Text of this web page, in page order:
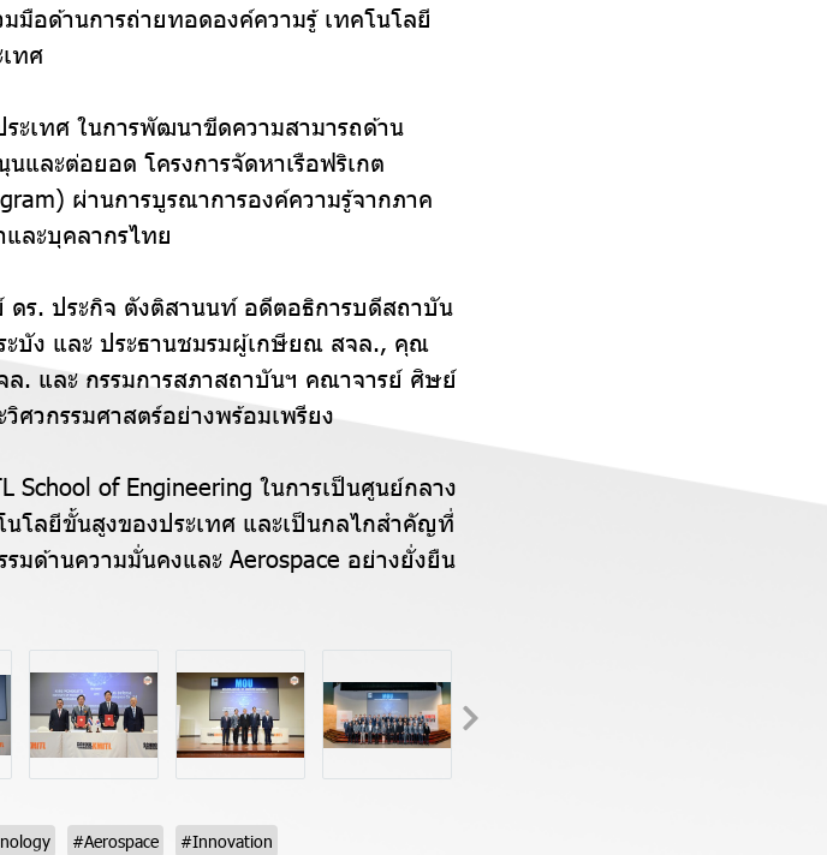
มือด้านการถ่ายทอดองค์ความรู้ เทคโนโลยี
ทศ
ะเทศ ในการพัฒนาขีดความสามารถด้าน
และต่อยอด โครงการจัดหาเรือฟริเกต
ผ่านการบูรณาการองค์ความรู้จากภาค
ละบุคลากรไทย
ดร. ประกิจ ตังติสานนท์ อดีตอธิการบดีสถาบัน
ะบัง และ ประธานชมรมผู้เกษียณ สจล., คุณ
. และ กรรมการสภาสถาบันฯ คณาจารย์ ศิษย์
วกรรมศาสตร์อย่างพร้อมเพรียง
of Engineering ในการเป็นศูนย์กลาง
โลยีขั้นสูงของประเทศ และเป็นกลไกสำคัญที่
ด้านความมั่นคงและ Aerospace อย่างยั่งยืน
#Aerospace
#Innovation